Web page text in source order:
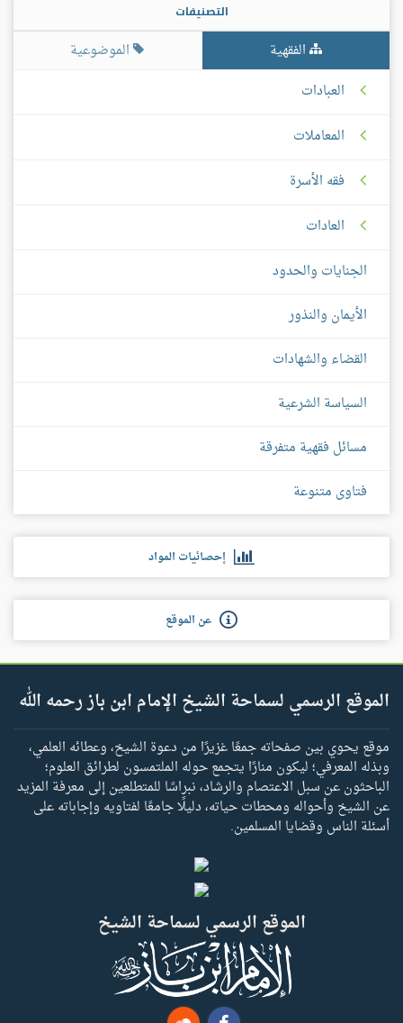
التصنيفات
الفقهية
الموضوعية
العبادات
المعاملات
فقه الأسرة
العادات
الجنايات والحدود
الأيمان والنذور
القضاء والشهادات
السياسة الشرعية
مسائل فقهية متفرقة
فتاوى متنوعة
إحصائيات المواد
عن الموقع
الموقع الرسمي لسماحة الشيخ الإمام ابن باز رحمه الله
موقع يحوي بين صفحاته جمعًا غزيرًا من دعوة الشيخ، وعطائه العلمي،
وبذله المعرفي؛ ليكون منارًا يتجمع حوله الملتمسون لطرائق العلوم؛
الباحثون عن سبل الاعتصام والرشاد، نبراسًا للمتطلعين إلى معرفة المزيد
عن الشيخ وأحواله ومحطات حياته، دليلًا جامعًا لفتاويه وإجاباته على
أسئلة الناس وقضايا المسلمين.
الموقع الرسمي لسماحة الشيخ